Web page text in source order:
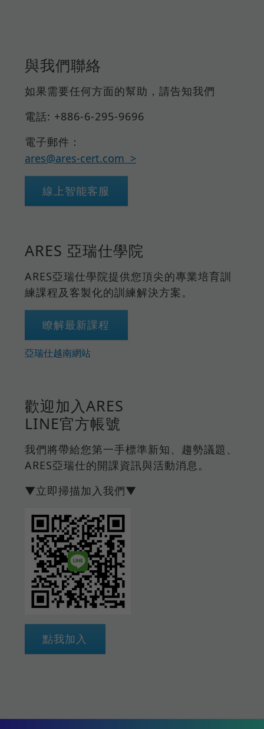
與我們聯絡
如果需要任何方面的幫助，請告知我們
電話: +886-6-295-9696
電子郵件：
ares@ares-cert.com
線上智能客服
ARES 亞瑞仕學院
ARES亞瑞仕學院提供您頂尖的專業培育訓
練課程及客製化的訓練解決方案。
瞭解最新課程
亞瑞仕越南網站
歡迎加入ARES
LINE官方帳號
我們將帶給您第一手標準新知、趨勢議題、
ARES亞瑞仕的開課資訊與活動消息。
▼立即掃描加入我們▼
點我加入